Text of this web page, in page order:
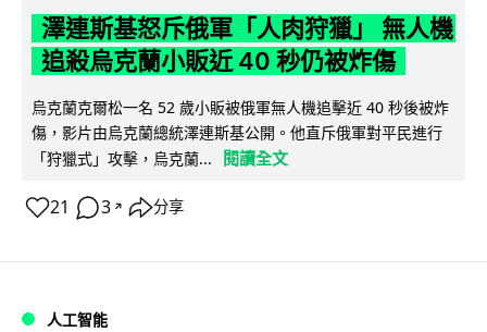
澤連斯基怒斥俄軍「人肉狩獵」 無人機
追殺烏克蘭小販近 40 秒仍被炸傷
烏克蘭克爾松一名 52 歲小販被俄軍無人機追擊近 40 秒後被炸
傷，影片由烏克蘭總統澤連斯基公開。他直斥俄軍對平民進行
「狩獵式」攻擊，烏克蘭...
閱讀全文
21 3 ↗ 分享
人工智能